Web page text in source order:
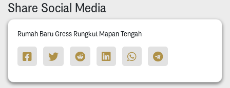
Share Social Media
Rumah Baru Gress Rungkut Mapan Tengah